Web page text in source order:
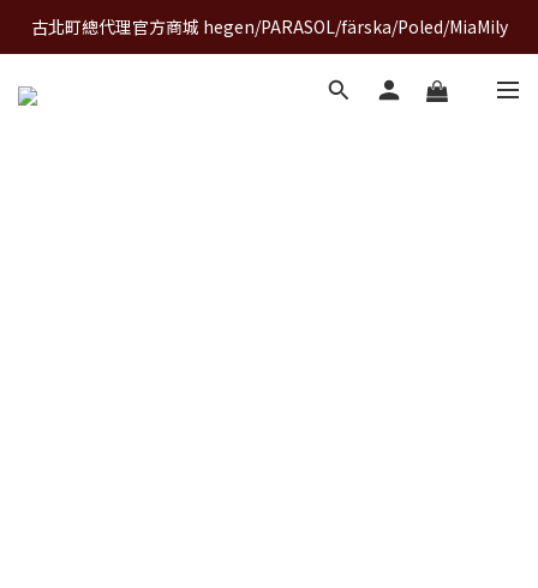
A World of Wonder 奇想世界特展｜套票熱賣中
古北町總代理官方商城 hegen/PARASOL/färska/Poled/MiaMily
A World of Wonder 奇想世界特展｜套票熱賣中